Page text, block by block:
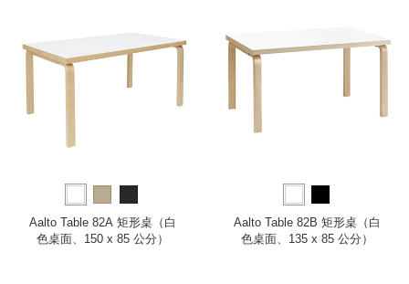
Aalto Table 82A 矩形桌（白
色桌面、150 x 85 公分）
Aalto Table 82B 矩形桌（白
色桌面、135 x 85 公分）